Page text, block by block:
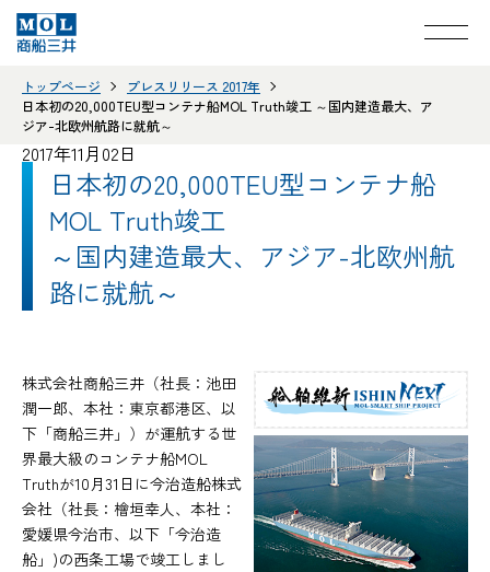
トップページ
プレスリリース 2017年
日本初の20,000TEU型コンテナ船MOL Truth竣工 ～国内建造最大、ア
ジア-北欧州航路に就航～
2017年11月02日
日本初の20,000TEU型コンテナ船
MOL Truth竣工
～国内建造最大、アジア-北欧州航
路に就航～
株式会社商船三井（社長：池田
潤一郎、本社：東京都港区、以
下「商船三井」）が運航する世
界最大級のコンテナ船MOL
Truthが10月31日に今治造船株式
会社（社長：檜垣幸人、本社：
愛媛県今治市、以下「今治造
船」)の西条工場で竣工しまし